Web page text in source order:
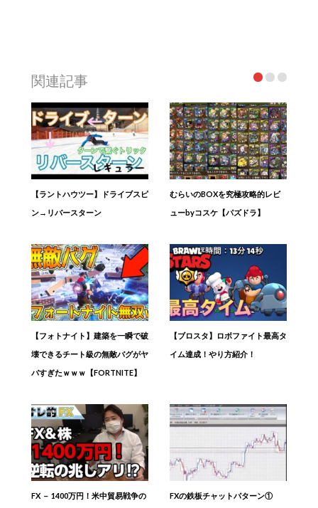
関連記事
【ラントハウツー】ドライブスピ
ン→リバースターン
むらいのBOXを究極攻略的レビ
ューbyコスケ【パズドラ】
【フォトナイト】建築を一瞬で破
壊できるチート級の無敵バグがヤ
バすぎたｗｗｗ【FORTNITE】
【ブロスタ】ロボファイト最高タ
イム達成！やり方紹介！
FX － 1400万円！米中貿易戦争の
FXの鉄板チャットパターン①